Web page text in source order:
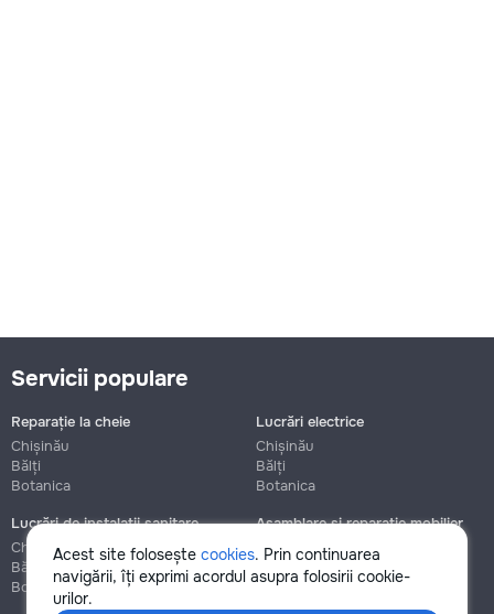
Acest site folosește cookies. Prin continuarea
navigării, îți exprimi acordul asupra folosirii cookie-
urilor.
Servicii populare
Reparație la cheie
Chișinău
Bălți
Botanica
Lucrări electrice
Chișinău
Bălți
Botanica
Lucrări de instalații sanitare
Chișinău
Bălți
Botanica
Asamblare și reparație mobilier
Chișinău
Botanica